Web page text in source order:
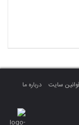
سایت
درباره ما